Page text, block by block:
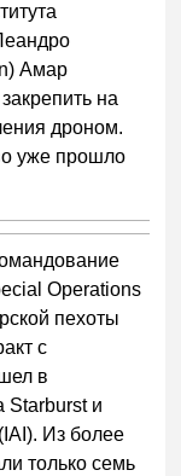
Амар
на
дроном.
уже прошло
Operations
пехоты
с
в
Starburst и
Из более
только семь